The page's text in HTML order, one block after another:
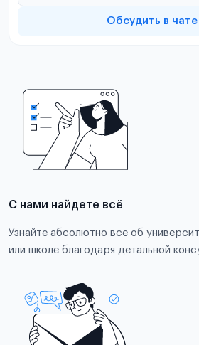
Обсудить в чате
С нами найдете всё
Узнайте абсолютно все об
или школе благодаря детальной